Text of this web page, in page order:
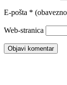
E-pošta *
Web-stranica